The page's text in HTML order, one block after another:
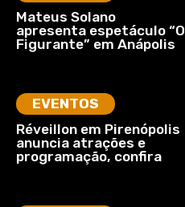
Mateus Solano
apresenta espetáculo “O
Figurante” em Anápolis
EVENTOS
Réveillon em Pirenópolis
anuncia atrações e
programação, confira